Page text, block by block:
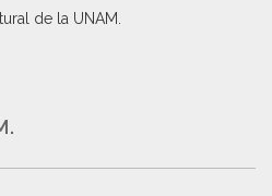
de la UNAM.